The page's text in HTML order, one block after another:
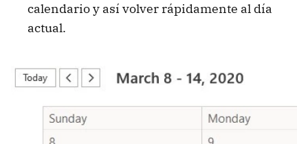
calendario y así volver rápidamente al día
actual.